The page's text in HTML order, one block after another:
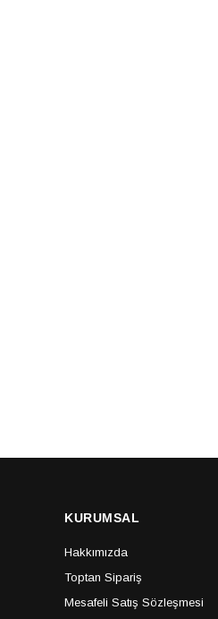
KURUMSAL
Hakkımızda
Toptan Sipariş
Mesafeli Satış Sözleşmesi